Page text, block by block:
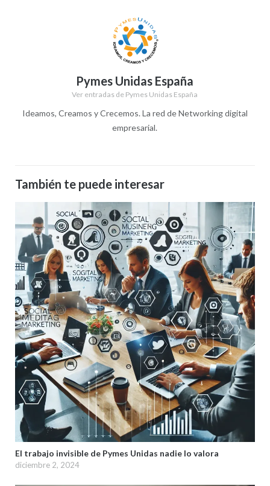
Pymes Unidas España
Ver entradas de Pymes Unidas España
Ideamos, Creamos y Crecemos. La red de Networking digital
empresarial.
También te puede interesar
El trabajo invisible de Pymes Unidas nadie lo valora
diciembre 2, 2024